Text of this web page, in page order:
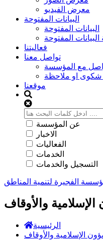
معرض الفيديو
البيانات المفتوحة
البيانات المفتوحة
المفتوحة
فعاليتنا
تواصل معنا
مع المؤسسة
شكوى او ملاحظة
موقعنا
عن المؤسسة
الاخبار
الفعاليات
الخدمات
التسجيل والخدمات
والأوقاف
الرئيسية
الإسلامية والأوقاف